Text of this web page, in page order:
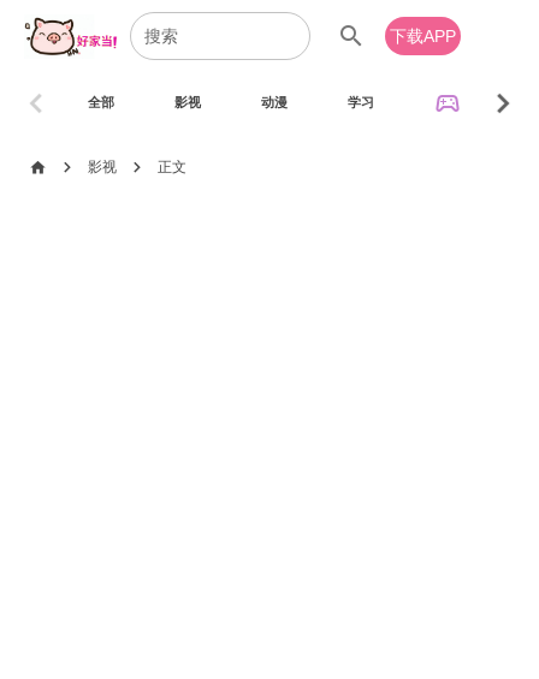
search 下载APP
全部 影视 动漫 学习 sports_esports
chevron_left chevron_right
home chevron_right 影视 chevron_right 正文